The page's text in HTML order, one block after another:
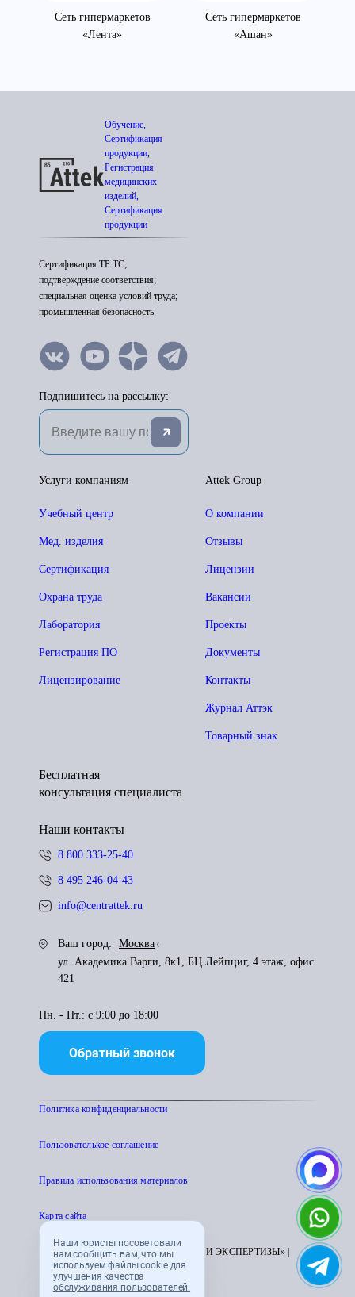
Наши юристы посоветовали
нам сообщить вам, что мы
используем файлы cookie для
улучшения качества
обслуживания пользователей.
Сеть гипермаркетов
«Лента»
Сеть гипермаркетов
«Ашан»
Обучение,
Сертификация
продукции,
Регистрация
медицинских
изделий,
Сертификация
продукции
Сертификация ТР ТС;
подтверждение соответствия;
специальная оценка условий труда;
промышленная безопасность.
Подпишитесь на рассылку:
Attek Group
О компании
Отзывы
Лицензии
Вакансии
Проекты
Документы
Контакты
Журнал Аттэк
Товарный знак
Услуги компаниям
Учебный центр
Мед. изделия
Сертификация
Охрана труда
Лаборатория
Регистрация ПО
Лицензирование
Бесплатная
консультация специалиста
Наши контакты
8 800 333-25-40
8 495 246-04-43
info@centrattek.ru
Ваш город:
Москва
ул. Академика Варги, 8к1, БЦ Лейпциг, 4 этаж, офис
421
Пн. - Пт.: с 9:00 до 18:00
Обратный звонок
Политика конфиденциальности
Пользователькое соглашение
Правила использования материалов
Карта сайта
© 1995 - 2026 «ЦЕНТР АТТЕСТАЦИИ И ЭКСПЕРТИЗЫ» |
CENTRATTEK.RU